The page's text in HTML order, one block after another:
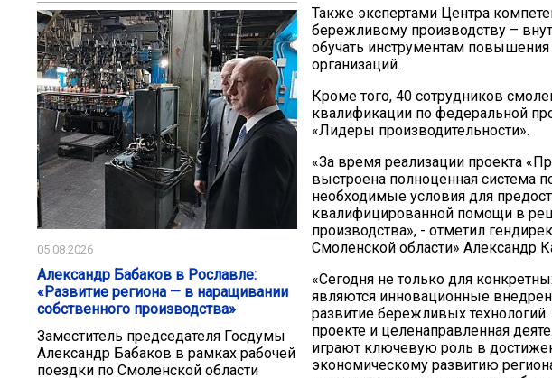
05.08.2026
Александр Бабаков в Рославле:
«Развитие региона — в наращивании
собственного производства»
Заместитель председателя Госдумы
Александр Бабаков в рамках рабочей
поездки по Смоленской области
Также экспертами Центра
бережливому производству –
обучать инструментам
организаций.
Кроме того, 40 сотрудников
квалификации по федеральной
«Лидеры производительности».
«За время реализации проекта
выстроена полноценная система
необходимые условия для
квалифицированной помощи в
производства», - отметил
Смоленской области» Александр
«Сегодня не только для
являются инновационные
развитие бережливых
проекте и целенаправленная
играют ключевую роль в
экономическому развитию